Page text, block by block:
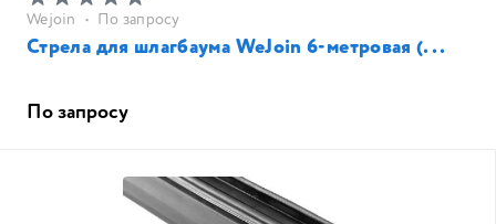
Wejoin • По запросу
Стрела для шлагбаума WeJoin 6-метровая (...
По запросу